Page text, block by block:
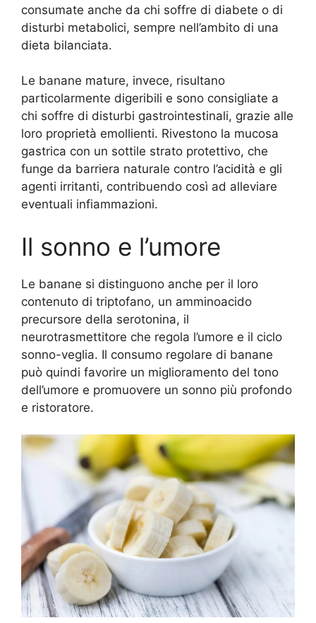
consumate anche da chi soffre di diabete o di
disturbi metabolici, sempre nell’ambito di una
dieta bilanciata.
Le banane mature, invece, risultano
particolarmente digeribili e sono consigliate a
chi soffre di disturbi gastrointestinali, grazie alle
loro proprietà emollienti. Rivestono la mucosa
gastrica con un sottile strato protettivo, che
funge da barriera naturale contro l’acidità e gli
agenti irritanti, contribuendo così ad alleviare
eventuali infiammazioni.
Il sonno e l’umore
Le banane si distinguono anche per il loro
contenuto di triptofano, un amminoacido
precursore della serotonina, il
neurotrasmettitore che regola l’umore e il ciclo
sonno-veglia. Il consumo regolare di banane
può quindi favorire un miglioramento del tono
dell’umore e promuovere un sonno più profondo
e ristoratore.